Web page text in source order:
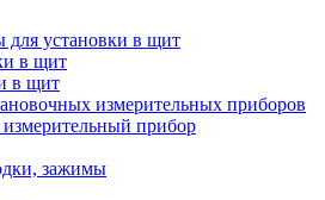
установки в щит
в щит
в щит
измерительных приборов
прибор
зажимы